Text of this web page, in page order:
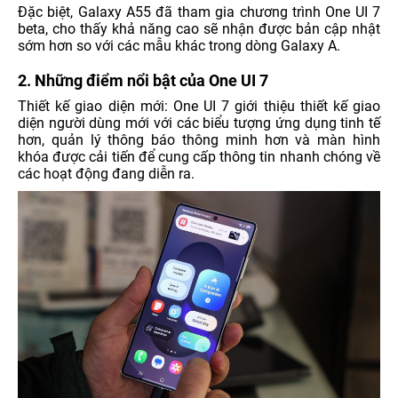
Đặc biệt, Galaxy A55 đã tham gia chương trình One UI 7
beta, cho thấy khả năng cao sẽ nhận được bản cập nhật
sớm hơn so với các mẫu khác trong dòng Galaxy A.
2. Những điểm nổi bật của One UI 7
Thiết kế giao diện mới: One UI 7 giới thiệu thiết kế giao
diện người dùng mới với các biểu tượng ứng dụng tinh tế
hơn, quản lý thông báo thông minh hơn và màn hình
khóa được cải tiến để cung cấp thông tin nhanh chóng về
các hoạt động đang diễn ra.